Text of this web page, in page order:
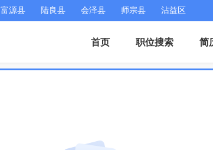
富源县 陆良县 会泽县 师宗县 沾益区
首页 职位搜索 简